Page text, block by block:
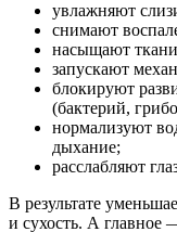
увлажняют
снимают
насыщают
запускают
блокируют
(бактерий,
нормализуют
дыхание;
расслабляют
В результате
и сухость. А главное